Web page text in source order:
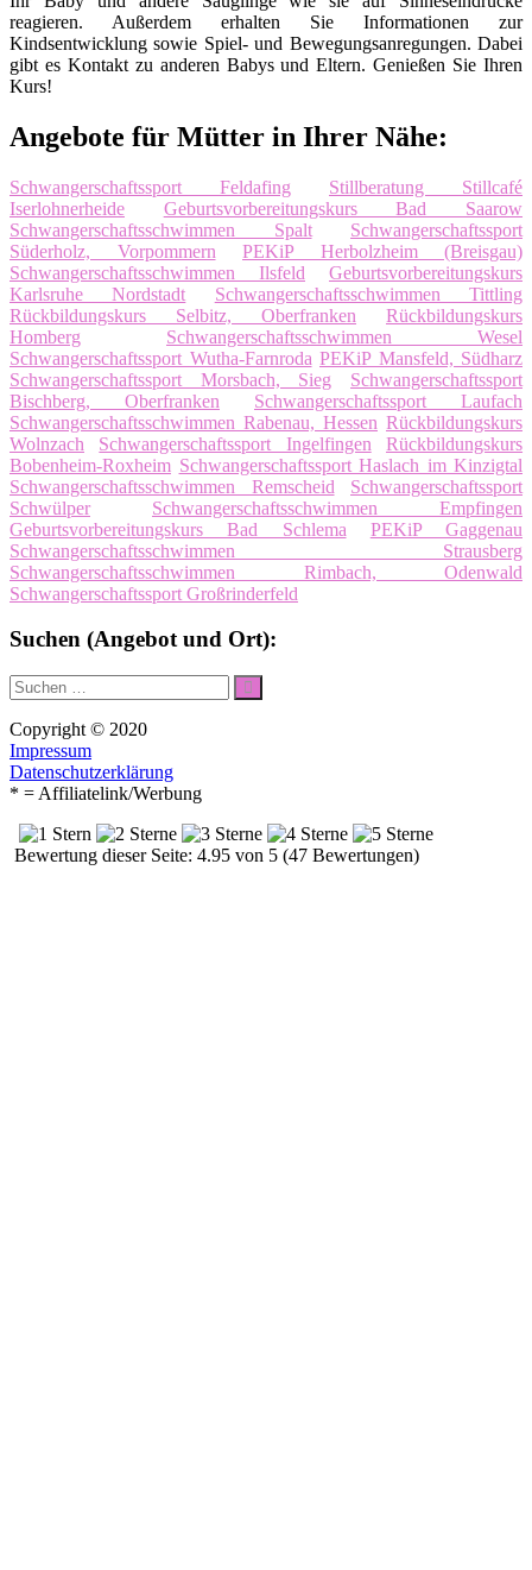
reagieren. Außerdem erhalten Sie Informationen zur
Kindsentwicklung sowie Spiel- und Bewegungsanregungen. Dabei
gibt es Kontakt zu anderen Babys und Eltern. Genießen Sie Ihren
Kurs!
Angebote für Mütter in Ihrer Nähe:
Schwangerschaftssport Feldafing
Stillberatung Stillcafé
Iserlohnerheide
Geburtsvorbereitungskurs Bad Saarow
Schwangerschaftsschwimmen Spalt
Schwangerschaftssport
Süderholz, Vorpommern
PEKiP Herbolzheim (Breisgau)
Schwangerschaftsschwimmen Ilsfeld
Geburtsvorbereitungskurs
Karlsruhe Nordstadt
Schwangerschaftsschwimmen Tittling
Rückbildungskurs Selbitz, Oberfranken
Rückbildungskurs
Homberg
Schwangerschaftsschwimmen Wesel
Schwangerschaftssport Wutha-Farnroda PEKiP Mansfeld, Südharz
Schwangerschaftssport Morsbach, Sieg
Schwangerschaftssport
Bischberg, Oberfranken
Schwangerschaftssport Laufach
Schwangerschaftsschwimmen Rabenau, Hessen Rückbildungskurs
Wolnzach
Schwangerschaftssport Ingelfingen
Rückbildungskurs
Bobenheim-Roxheim Schwangerschaftssport Haslach im Kinzigtal
Schwangerschaftsschwimmen Remscheid
Schwangerschaftssport
Schwülper
Schwangerschaftsschwimmen Empfingen
Geburtsvorbereitungskurs Bad Schlema
PEKiP Gaggenau
Schwangerschaftsschwimmen Strausberg
Schwangerschaftsschwimmen Rimbach, Odenwald
Schwangerschaftssport Großrinderfeld
Suchen (Angebot und Ort):
Suche
nach:
Suchen
Copyright © 2020
Impressum
Datenschutzerklärung
* = Affiliatelink/Werbung
Bewertung dieser Seite: 4.95 von 5 (47 Bewertungen)